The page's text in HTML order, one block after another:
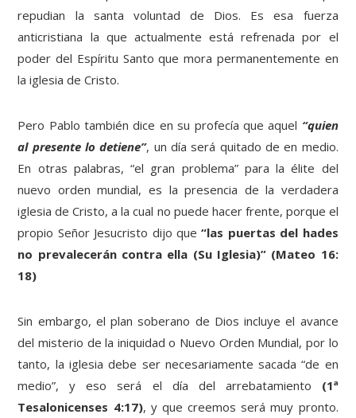
repudian la santa voluntad de Dios. Es esa fuerza
anticristiana la que actualmente está refrenada por el
poder del Espíritu Santo que mora permanentemente en
la iglesia de Cristo.
Pero Pablo también dice en su profecía que aquel “quien
al presente lo detiene”, un día será quitado de en medio.
En otras palabras, “el gran problema” para la élite del
nuevo orden mundial, es la presencia de la verdadera
iglesia de Cristo, a la cual no puede hacer frente, porque el
propio Señor Jesucristo dijo que“las puertas del hades
no prevalecerán contra ella (Su Iglesia)” (Mateo 16:
18)
Sin embargo, el plan soberano de Dios incluye el avance
del misterio de la iniquidad o Nuevo Orden Mundial, por lo
tanto, la iglesia debe ser necesariamente sacada “de en
medio”, y eso será el día del arrebatamiento (1ª
Tesalonicenses 4:17), y que creemos será muy pronto.